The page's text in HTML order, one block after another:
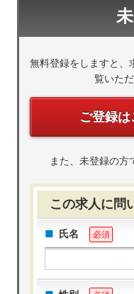
無料登録をしますと、
覧いた
ご登録は
また、未登録の方
この求人に問
氏名 必須